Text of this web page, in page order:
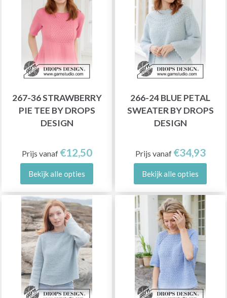
267-36 STRAWBERRY
PIE TEE BY DROPS
DESIGN
Prijs vanaf €12,50
Bekijk alle opties
266-24 BLUE PETAL
SWEATER BY DROPS
DESIGN
Prijs vanaf €34,93
Bekijk alle opties